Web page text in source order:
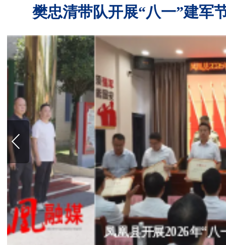
樊忠清带队开展“八一”建军
凤凰县开展2026年“八一”军事日活动